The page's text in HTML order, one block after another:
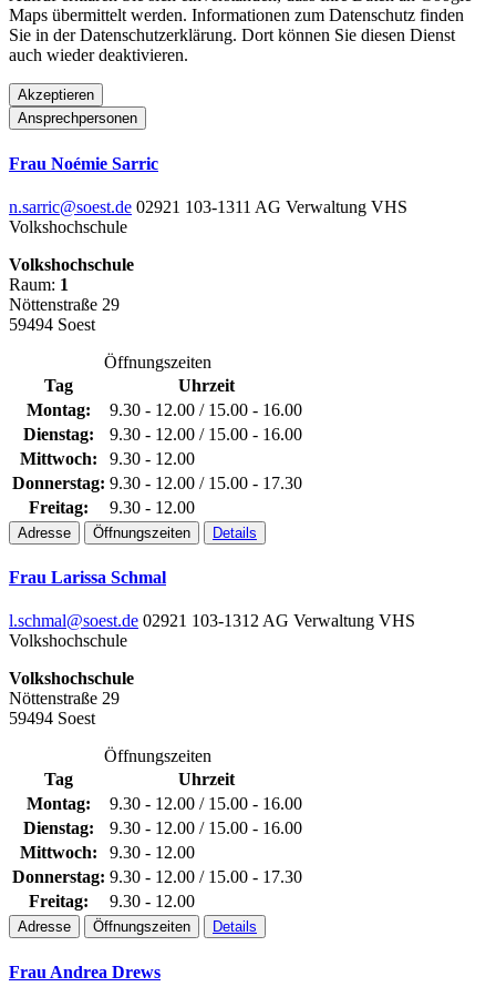
Maps übermittelt werden. Informationen zum Datenschutz finden
Sie in der Datenschutzerklärung. Dort können Sie diesen Dienst
auch wieder deaktivieren.
Akzeptieren
Ansprechpersonen
Frau Noémie Sarric
n.sarric@soest.de 02921 103-1311 AG Verwaltung VHS
Volkshochschule
Volkshochschule
Raum: 1
Nöttenstraße 29
59494 Soest
Öffnungszeiten
Tag
Uhrzeit
Montag:
9.30 - 12.00 / 15.00 - 16.00
Dienstag:
9.30 - 12.00 / 15.00 - 16.00
Mittwoch:
9.30 - 12.00
Donnerstag: 9.30 - 12.00 / 15.00 - 17.30
Freitag:
9.30 - 12.00
Adresse Öffnungszeiten Details
Frau Larissa Schmal
l.schmal@soest.de 02921 103-1312 AG Verwaltung VHS
Volkshochschule
Volkshochschule
Nöttenstraße 29
59494 Soest
Öffnungszeiten
Tag
Uhrzeit
Montag:
9.30 - 12.00 / 15.00 - 16.00
Dienstag:
9.30 - 12.00 / 15.00 - 16.00
Mittwoch:
9.30 - 12.00
Donnerstag: 9.30 - 12.00 / 15.00 - 17.30
Freitag:
9.30 - 12.00
Adresse Öffnungszeiten Details
Frau Andrea Drews